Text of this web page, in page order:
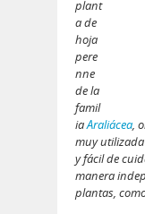
plant
a de
hoja
pere
nne
de la
famil
iaAraliácea,
muy
y fácil de
manera
plantas,